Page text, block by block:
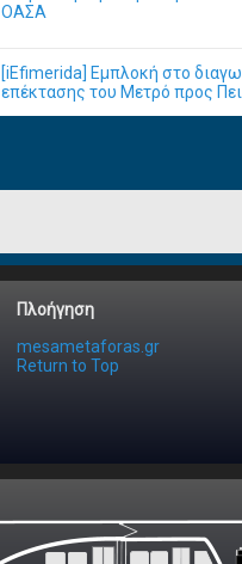
ΟΑΣΑ
[iEfimerida] Εμπλοκή στο
επέκτασης του Μετρό προς
Πλοήγηση
mesametaforas.gr
Return to Top